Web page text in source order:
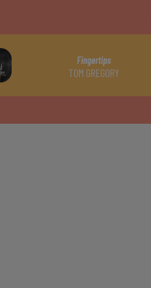
Fingertips
TOM GREGORY